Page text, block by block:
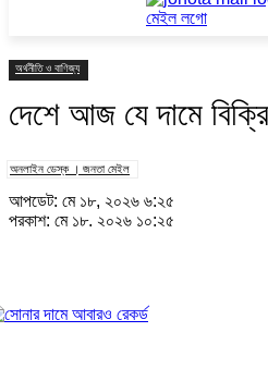
অর্থনীতি ও বাণিজ্য
দেশে আজ যে দামে
অনলাইন ডেস্ক । জনতা মেইল
আপডেট: মে ১৮, ২০২৬ ৬:২৫
প্রকাশ: মে ১৮, ২০২৬ ১০:২৫